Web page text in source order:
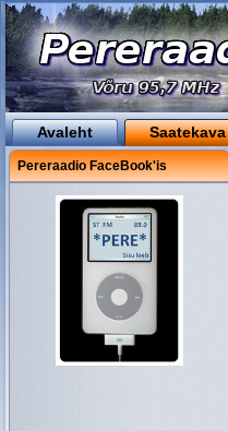
Avaleht Saatekava
Pereraadio FaceBook'is